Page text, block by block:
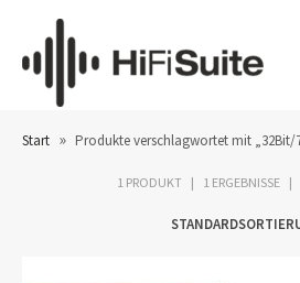
Start » Produkte verschlagwortet mit „32Bit/
1 PRODUKT 1 ERGEBNISSE